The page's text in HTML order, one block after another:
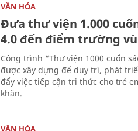
VĂN HÓA
Đưa thư viện 1.000
4.0 đến điểm trường
Công trình “Thư viện 1000 cuốn
được xây dựng để duy trì, phát
đẩy việc tiếp cận tri thức cho trẻ
khăn.
VĂN HÓA